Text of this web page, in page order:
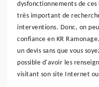
dysfonctionnements de
très important de
interventions. Donc, on
confiance en KR
un devis sans que vous
possible d'avoir les
visitant son site Internet